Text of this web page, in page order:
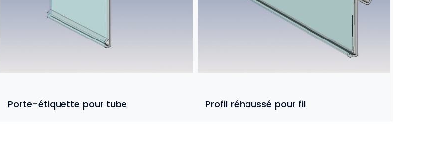
Porte-étiquette pour tube Profil réhaussé pour fil